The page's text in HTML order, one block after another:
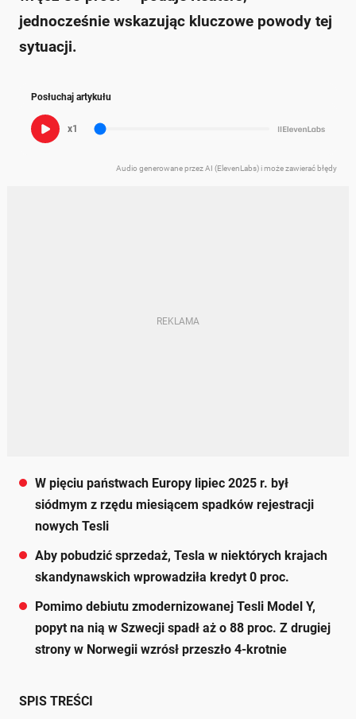
jednocześnie wskazując kluczowe powody tej
sytuacji.
Posłuchaj artykułu
x1
Audio generowane przez AI (ElevenLabs) i może zawierać błędy
W pięciu państwach Europy lipiec 2025 r. był
siódmym z rzędu miesiącem spadków rejestracji
nowych Tesli
Aby pobudzić sprzedaż, Tesla w niektórych krajach
skandynawskich wprowadziła kredyt 0 proc.
Pomimo debiutu zmodernizowanej Tesli Model Y,
popyt na nią w Szwecji spadł aż o 88 proc. Z drugiej
strony w Norwegii wzrósł przeszło 4-krotnie
SPIS TREŚCI